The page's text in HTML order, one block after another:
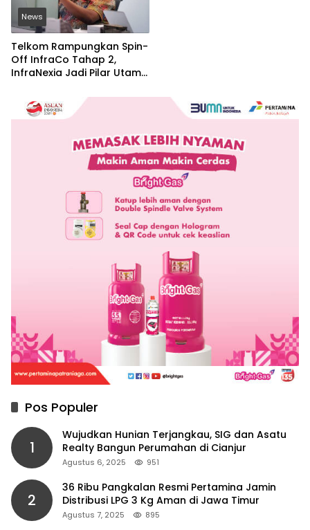
News
Telkom Rampungkan Spin-
Off InfraCo Tahap 2,
InfraNexia Jadi Pilar Utama
Connectivity
Pos Populer
1
Wujudkan Hunian Terjangkau, SIG dan Asatu
Realty Bangun Perumahan di Cianjur
Agustus 6, 2025 951
2
36 Ribu Pangkalan Resmi Pertamina Jamin
Distribusi LPG 3 Kg Aman di Jawa Timur
Agustus 7, 2025 895